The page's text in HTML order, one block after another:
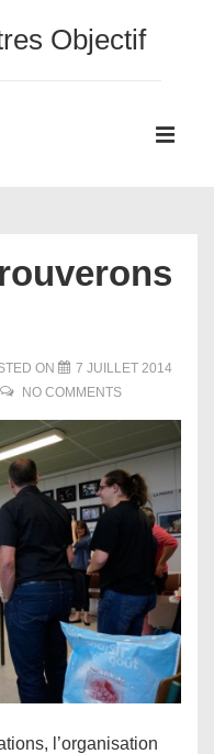
Objectif
Main
ON
7 JUILLET 2014
NO COMMENTS
l’organisation